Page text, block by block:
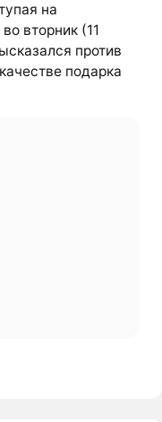
на
вторник (11
против
подарка